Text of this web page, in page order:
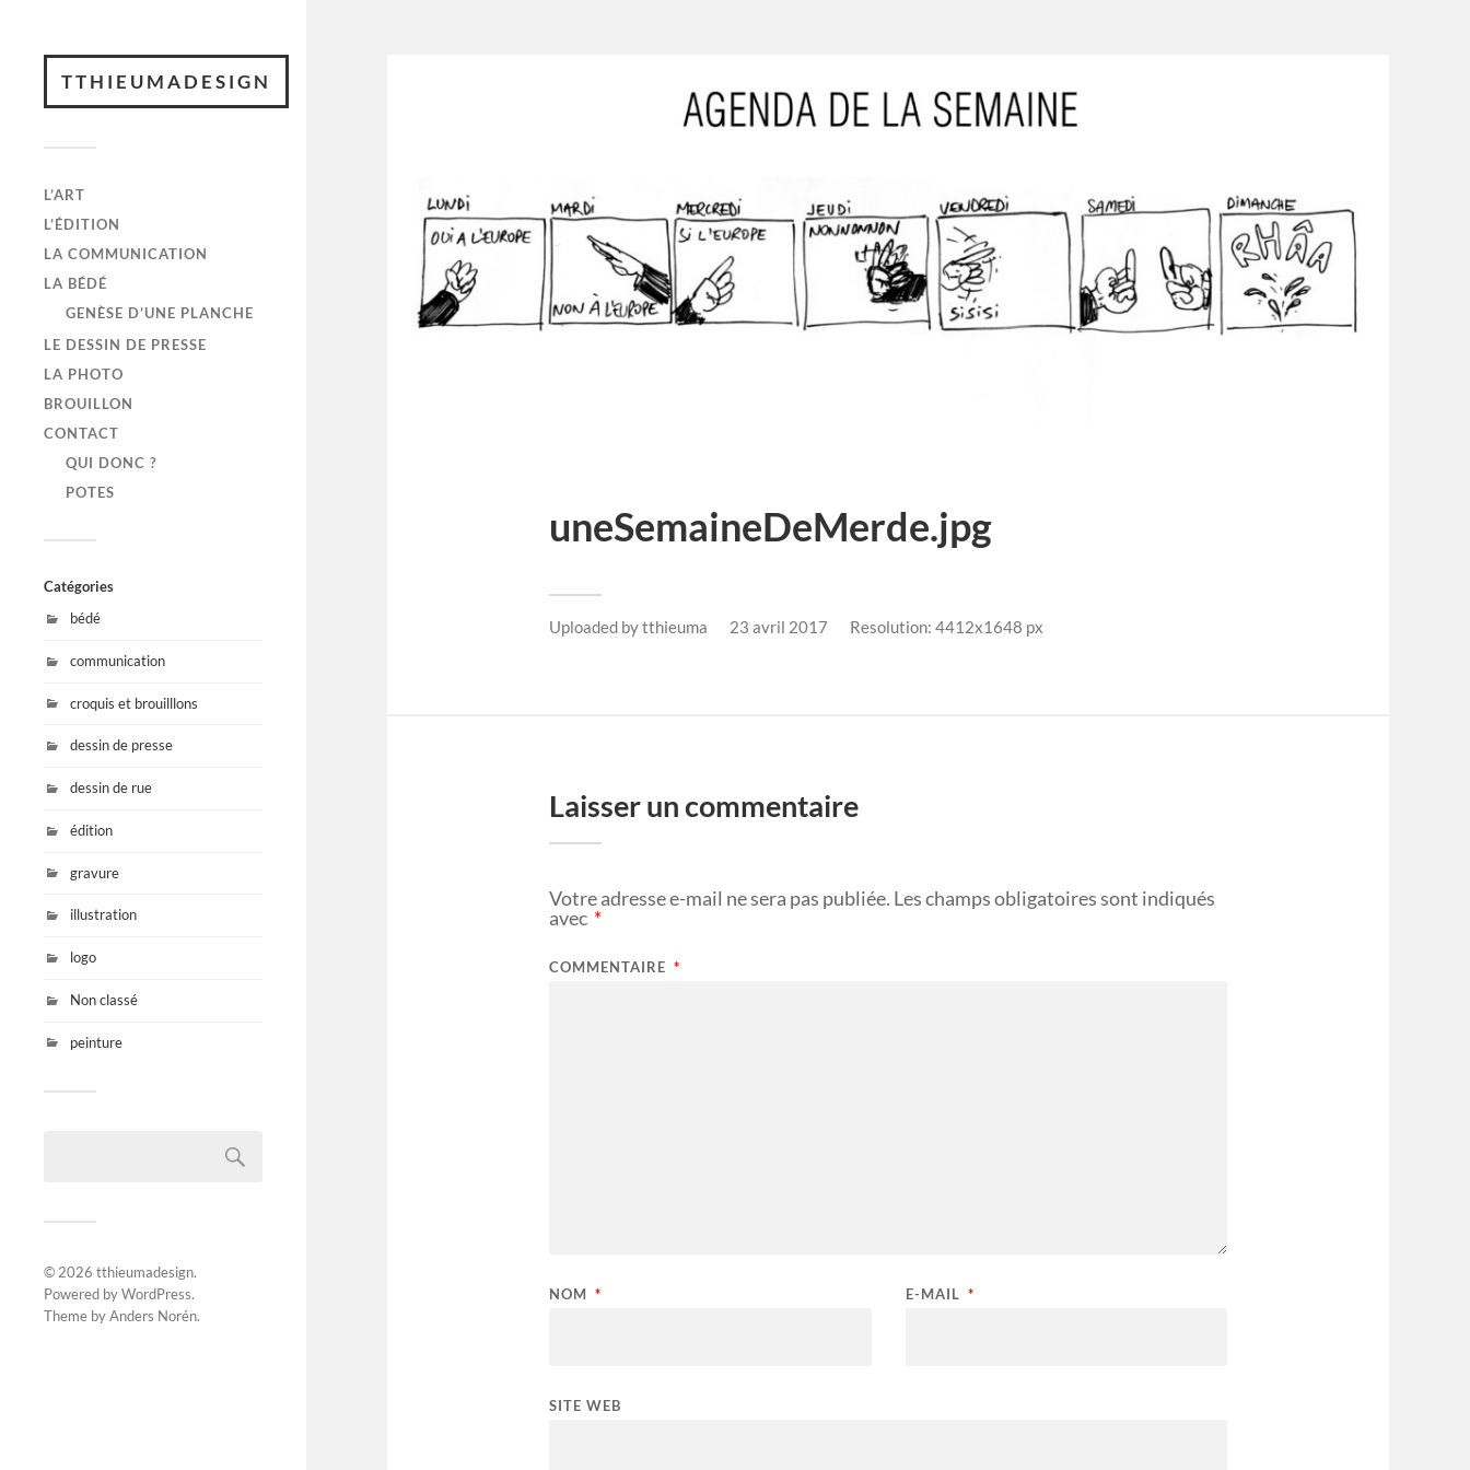
TTHIEUMADESIGN
L’ART
L’ÉDITION
LA COMMUNICATION
LA BÉDÉ
GENÈSE D’UNE PLANCHE
LE DESSIN DE PRESSE
LA PHOTO
BROUILLON
CONTACT
QUI DONC ?
POTES
Catégories
bédé
communication
croquis et brouilllons
dessin de presse
dessin de rue
édition
gravure
illustration
logo
Non classé
peinture
© 2026 tthieumadesign.
Powered byWordPress.
Theme byAnders Norén.
uneSemaineDeMerde.jpg
Uploaded bytthieuma 23 avril 2017 Resolution: 4412x1648 px
Laisser un commentaire
Votre adresse e-mail ne sera pas publiée. Les champs obligatoires sont indiqués
avec *
COMMENTAIRE *
NOM * E-MAIL *
SITE WEB